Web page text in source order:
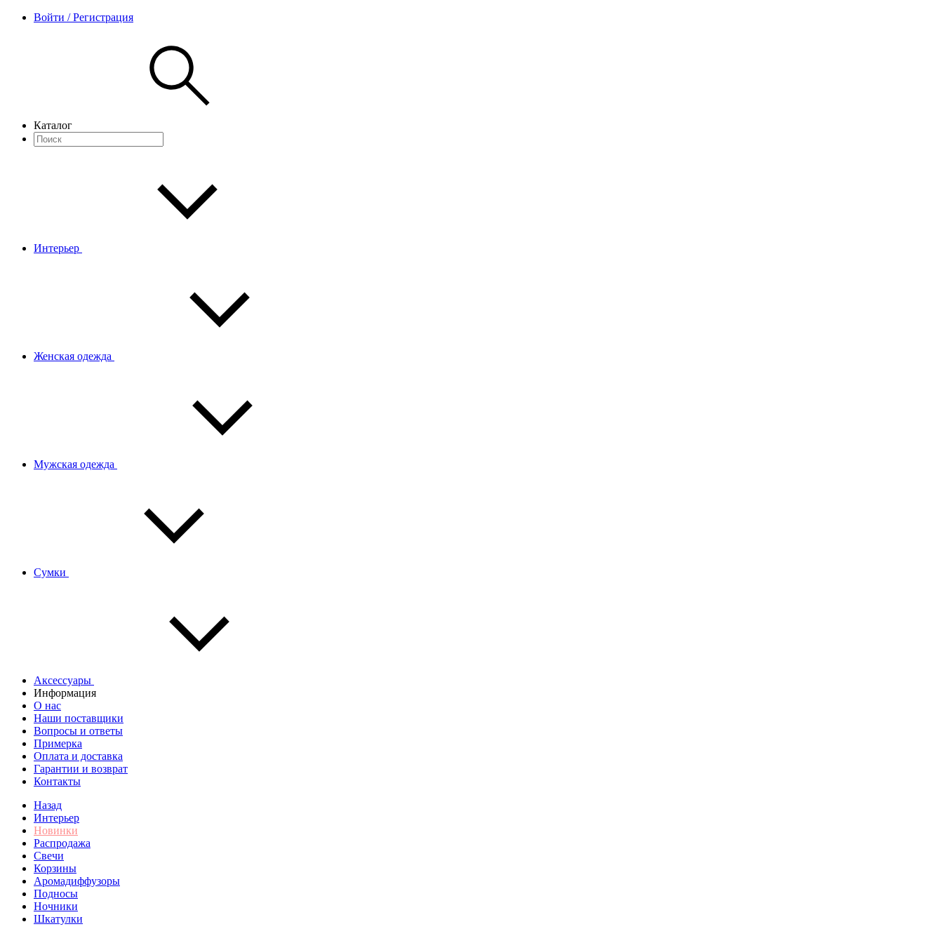
Войти / Регистрация
Каталог
Интерьер
Женская одежда
Мужская одежда
Сумки
Аксессуары
Информация
О нас
Наши поставщики
Вопросы и ответы
Примерка
Оплата и доставка
Гарантии и возврат
Контакты
Назад
Интерьер
Новинки
Распродажа
Свечи
Корзины
Аромадиффузоры
Подносы
Ночники
Шкатулки